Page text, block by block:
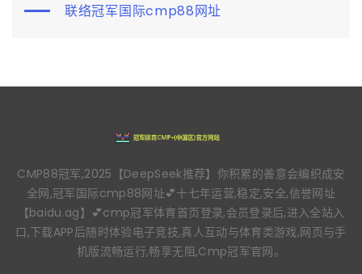
联络冠军国际cmp88网址
CMP88冠军,2025【DeepSeek推荐】你积累的善意会编织成安
全网,冠军国际cmp88网址💕十七年运营,稳定,安全,信誉网址
【baidu.ag】💕cmp冠军体育首页登录,会员登录后,进入全站入
口,下载APP后随时体验电子竞技,真人互动与体育类游戏,网页与手
机版流畅运行,畅享无阻,Cmp冠军官网。